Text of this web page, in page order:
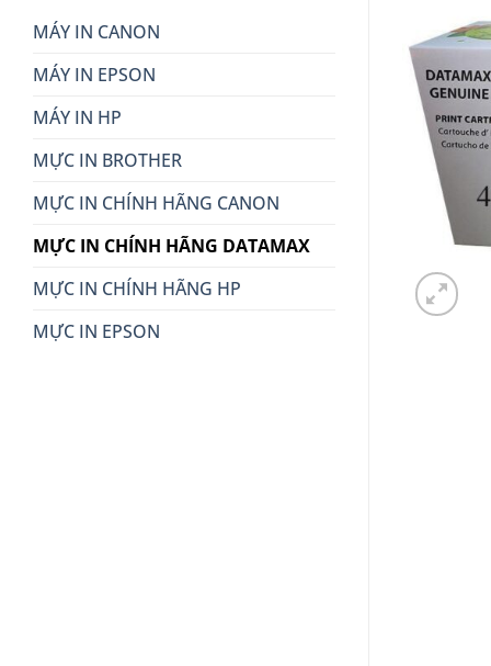
MÁY IN CANON
MÁY IN EPSON
MÁY IN HP
MỰC IN BROTHER
MỰC IN CHÍNH HÃNG CANON
MỰC IN CHÍNH HÃNG DATAMAX
MỰC IN CHÍNH HÃNG HP
MỰC IN EPSON